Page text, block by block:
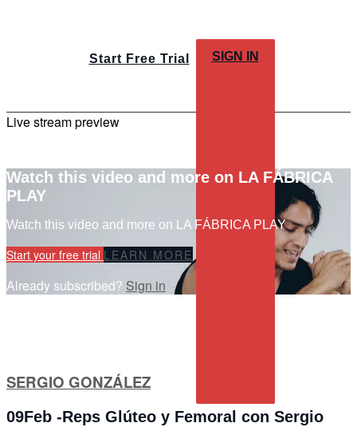
Start Free Trial SIGN IN
Live stream preview
Watch this video and more on LA FÁBRICA
PLAY
Watch this video and more on LA FÁBRICA PLAY
Start your free trial LEARN MORE
Already subscribed? Sign in
SERGIO GONZÁLEZ
09Feb -Reps Glúteo y Femoral con Sergio